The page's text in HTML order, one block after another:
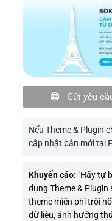
Gửi yêu
Nếu Theme & Plugin
cập nhật bản mới tại
Khuyến cáo: "Hãy tự
dụng Theme &
theme miễn phí trôi
dữ liệu, ảnh hưởng